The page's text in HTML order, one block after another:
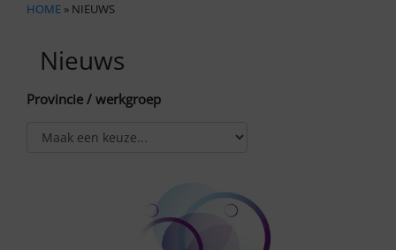
HOME » NIEUWS
Nieuws
Provincie / werkgroep